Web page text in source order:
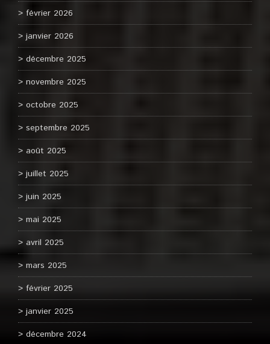
février 2026
janvier 2026
décembre 2025
novembre 2025
octobre 2025
septembre 2025
août 2025
juillet 2025
juin 2025
mai 2025
avril 2025
mars 2025
février 2025
janvier 2025
décembre 2024